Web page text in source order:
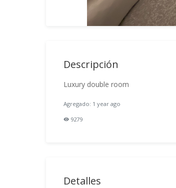
Descripción
Luxury double room
Agregado: 1 year ago
9279
Detalles